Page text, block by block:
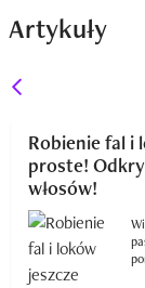
Artykuły
Robienie fal i
proste!
włosów!